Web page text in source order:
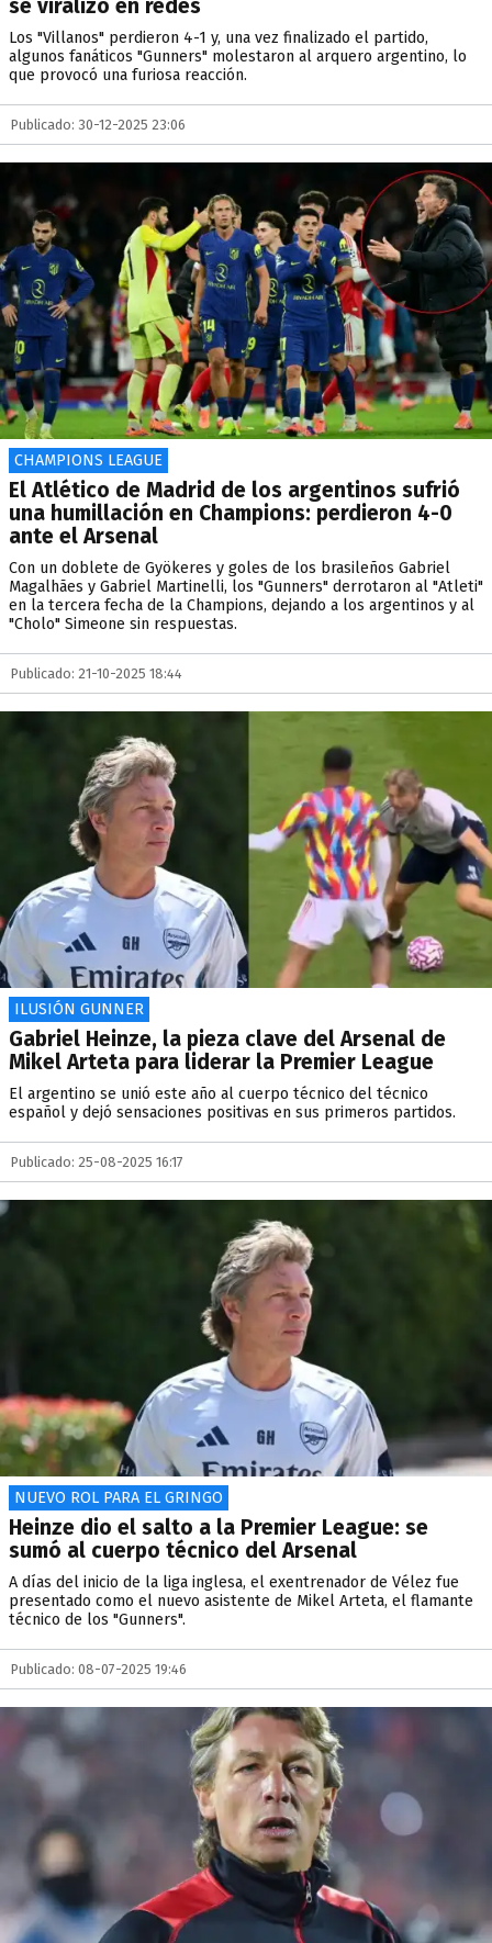
se viralizó en redes
Los "Villanos" perdieron 4-1 y, una vez finalizado el partido,
algunos fanáticos "Gunners" molestaron al arquero argentino, lo
que provocó una furiosa reacción.
Publicado: 30-12-2025 23:06
CHAMPIONS LEAGUE
El Atlético de Madrid de los argentinos sufrió
una humillación en Champions: perdieron 4-0
ante el Arsenal
Con un doblete de Gyökeres y goles de los brasileños Gabriel
Magalhães y Gabriel Martinelli, los "Gunners" derrotaron al "Atleti"
en la tercera fecha de la Champions, dejando a los argentinos y al
"Cholo" Simeone sin respuestas.
Publicado: 21-10-2025 18:44
ILUSIÓN GUNNER
Gabriel Heinze, la pieza clave del Arsenal de
Mikel Arteta para liderar la Premier League
El argentino se unió este año al cuerpo técnico del técnico
español y dejó sensaciones positivas en sus primeros partidos.
Publicado: 25-08-2025 16:17
NUEVO ROL PARA EL GRINGO
Heinze dio el salto a la Premier League: se
sumó al cuerpo técnico del Arsenal
A días del inicio de la liga inglesa, el exentrenador de Vélez fue
presentado como el nuevo asistente de Mikel Arteta, el flamante
técnico de los "Gunners".
Publicado: 08-07-2025 19:46